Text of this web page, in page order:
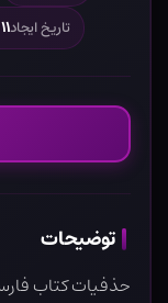
تاریخ ایجاد۱۱ دی ۹۹
توضیحات
حذفیات کتاب